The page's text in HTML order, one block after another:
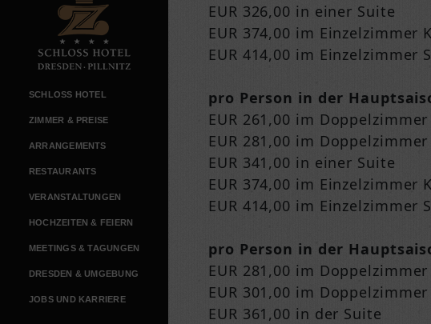
SCHLOSS HOTEL
ZIMMER & PREISE
ARRANGEMENTS
RESTAURANTS
VERANSTALTUNGEN
HOCHZEITEN & FEIERN
MEETINGS & TAGUNGEN
DRESDEN & UMGEBUNG
JOBS UND KARRIERE
EUR 326,00 in einer Suite
EUR 374,00 im Einzelzimmer
EUR 414,00 im Einzelzimmer
pro Person in der
EUR 261,00 im
EUR 281,00 im
EUR 341,00 in einer Suite
EUR 374,00 im Einzelzimmer
EUR 414,00 im Einzelzimmer
pro Person in der
EUR 281,00 im
EUR 301,00 im
EUR 361,00 in der Suite